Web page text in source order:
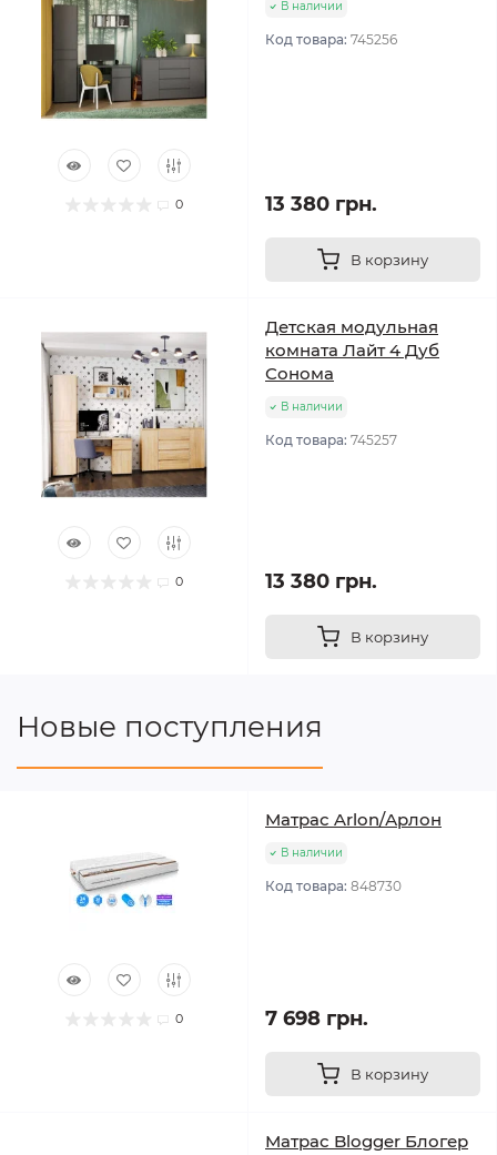
0
В наличии
Код товара: 745256
13 380 грн.
В корзину
0
Детская модульная
комната Лайт 4 Дуб
Сонома
В наличии
Код товара: 745257
13 380 грн.
В корзину
Новые поступления
0
Матрас Arlon/Арлон
В наличии
Код товара: 848730
7 698 грн.
В корзину
Матрас Blogger Блогер